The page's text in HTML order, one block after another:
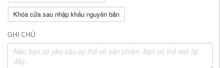
Khóa cửa sau nhập khẩu nguyên bản
GHI CHÚ